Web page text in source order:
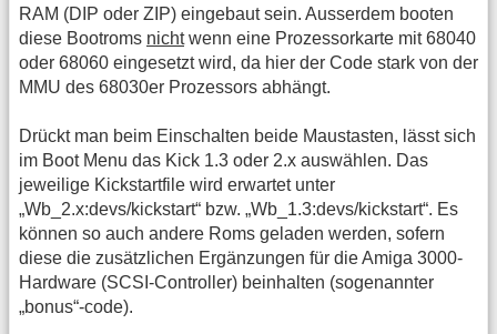
RAM (DIP oder ZIP) eingebaut sein. Ausserdem booten
diese Bootroms nichtwenn eine Prozessorkarte mit 68040
oder 68060 eingesetzt wird, da hier der Code stark von der
MMU des 68030er Prozessors abhängt.
Drückt man beim Einschalten beide Maustasten, lässt sich
im Boot Menu das Kick 1.3 oder 2.x auswählen. Das
jeweilige Kickstartfile wird erwartet unter
„Wb_2.x:devs/kickstart“ bzw. „Wb_1.3:devs/kickstart“. Es
können so auch andere Roms geladen werden, sofern
diese die zusätzlichen Ergänzungen für die Amiga 3000-
Hardware (SCSI-Controller) beinhalten (sogenannter
„bonus“-code).